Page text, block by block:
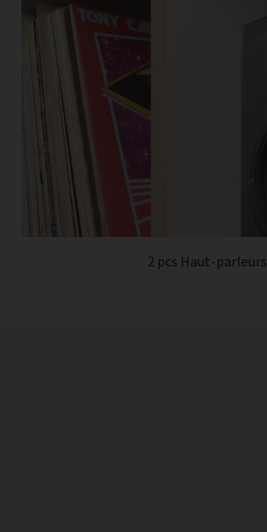
2 pcs Haut-parleurs